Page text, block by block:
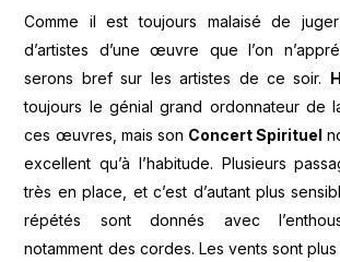
Comme il est toujours malaisé de
d’artistes d’une œuvre que l’on
serons bref sur les artistes de ce soir.
toujours le génial grand ordonnateur de
ces œuvres, mais son Concert Spirituel
excellent qu’à l’habitude. Plusieurs
très en place, et c’est d’autant plus
répétés sont donnés avec
notamment des cordes. Les vents sont plus